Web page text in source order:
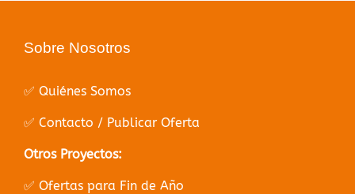
Sobre Nosotros
✅ Quiénes Somos
✅ Contacto / Publicar Oferta
Otros Proyectos:
✅ Ofertas para Fin de Año